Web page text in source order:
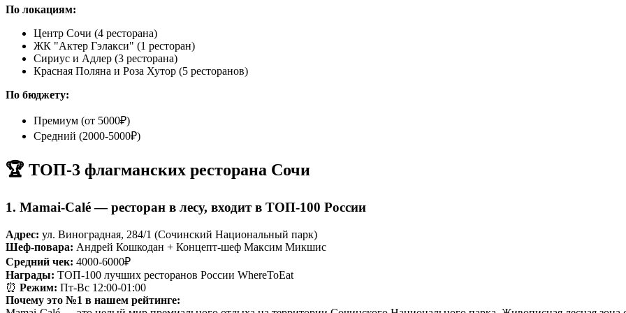
По локациям:
Центр Сочи (4 ресторана)
ЖК "Актер Гэлакси" (1 ресторан)
Сириус и Адлер (3 ресторана)
Красная Поляна и Роза Хутор (5 ресторанов)
По бюджету:
Премиум (от 5000₽)
Средний (2000-5000₽)
🏆 ТОП-3 флагманских ресторана Сочи
1. Mamai-Calé — ресторан в лесу, входит в ТОП-100 России
Адрес: ул. Виноградная, 284/1 (Сочинский Национальный парк)
Шеф-повара: Андрей Кошкодан + Концепт-шеф Максим Микшис
Средний чек: 4000-6000₽
Награды: ТОП-100 лучших ресторанов России WhereToEat
⏰ Режим: Пт-Вс 12:00-01:00
Почему это №1 в нашем рейтинге: